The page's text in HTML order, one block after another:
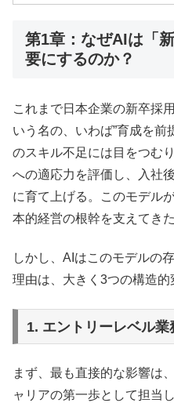
第1章：なぜAIは「
要にするのか？
これまで日本企業の新卒採
いう名の、いわば”育成を前
のスキル不足には目をつむ
への適応力を評価し、入社
に育て上げる。このモデル
本的経営の根幹を支えてきた
しかし、AIはこのモデルの
理由は、大きく3つの構造的
1. エントリーレベル
まず、最も直接的な影響は
ャリアの第一歩として担当